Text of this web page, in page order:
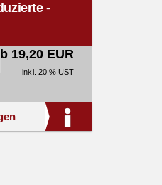
-
ab 19,20 EUR
inkl. 20 % UST